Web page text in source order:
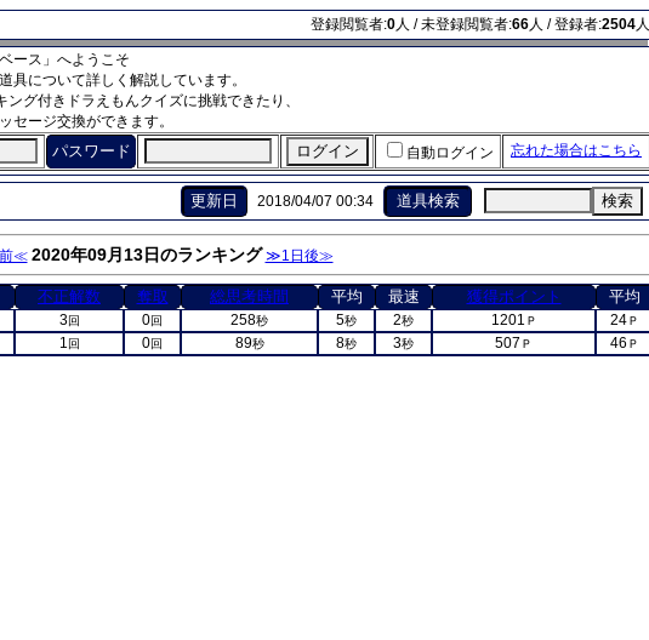
登録閲覧者:0人 / 未登録閲覧者:66人 / 登録者:2504人
ース」へようこそ
具について詳しく解説しています。
ング付きドラえもんクイズに挑戦できたり、
セージ交換ができます。
パスワード 自動ログイン 忘れた場合はこちら
更新日 2018/04/07 00:34 道具検索 検索
≪ 2020年09月13日のランキング ≫1日後≫
不正解数 奪取 総思考時間 平均 最速 獲得ポイント 平均
3回 0回 258秒 5秒 2秒 1201 Ｐ 24Ｐ
1 回 0回 89秒 8秒 3秒 507 Ｐ 46 Ｐ